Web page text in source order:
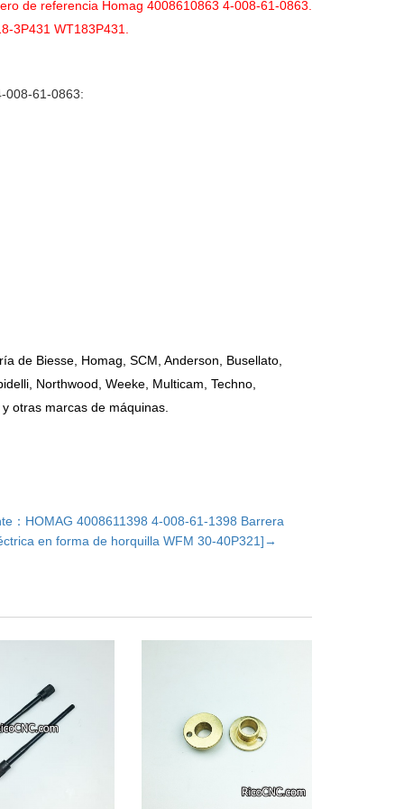
de referencia Homag 4008610863 4-008-61-0863.
3P431 WT183P431.
008-61-0863:
de Biesse, Homag, SCM, Anderson, Busellato,
Northwood, Weeke, Multicam, Techno,
otras marcas de máquinas.
：HOMAG 4008611398 4-008-61-1398 Barrera
en forma de horquilla WFM 30-40P321]→